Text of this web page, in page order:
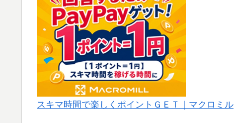
スキマ時間で楽しくポイントＧＥＴ｜マクロミル